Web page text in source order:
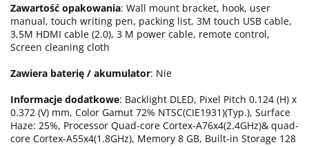
Zawartość opakowania: Wall mount bracket, hook, user
manual, touch writing pen, packing list, 3M touch USB cable,
3,5M HDMI cable (2.0), 3 M power cable, remote control,
Screen cleaning cloth
Zawiera baterię / akumulator: Nie
Informacje dodatkowe: Backlight DLED, Pixel Pitch 0.124 (H) x
0.372 (V) mm, Color Gamut 72% NTSC(CIE1931)(Typ.), Surface
Haze: 25%, Processor Quad-core Cortex-A76x4(2.4GHz)& quad-
core Cortex-A55x4(1.8GHz), Memory 8 GB, Built-in Storage 128